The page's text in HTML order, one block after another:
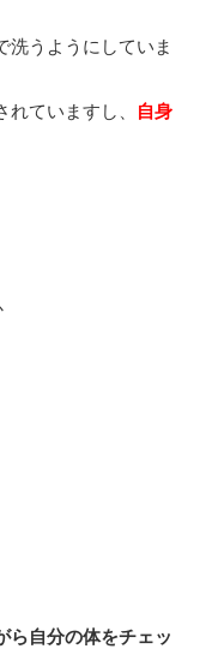
洗うようにしていま
れていますし、
自身
ら自分の体をチェッ